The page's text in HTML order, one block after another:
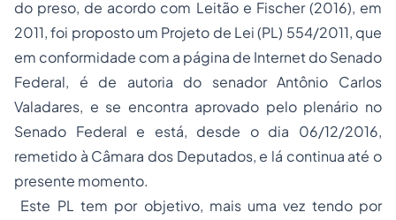
do preso, de acordo com Leitão e Fischer (2016), em
2011, foi proposto um Projeto de Lei (PL) 554/2011, que
em conformidade com a página de Internet do Senado
Federal, é de autoria do senador Antônio Carlos
Valadares, e se encontra aprovado pelo plenário no
Senado Federal e está, desde o dia 06/12/2016,
remetido à Câmara dos Deputados, e lá continua até o
presente momento.
Este PL tem por objetivo, mais uma vez tendo por